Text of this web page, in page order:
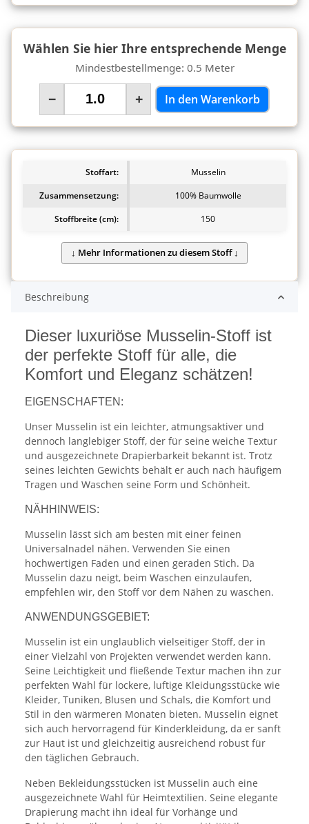
Wählen Sie hier Ihre entsprechende Menge
Mindestbestellmenge: 0.5 Meter
− + In den Warenkorb
Stoffart:
Musselin
Zusammensetzung:
100% Baumwolle
Stoffbreite (cm):
150
Beschreibung
Dieser luxuriöse Musselin-Stoff ist
der perfekte Stoff für alle, die
Komfort und Eleganz schätzen!
EIGENSCHAFTEN:
Unser Musselin ist ein leichter, atmungsaktiver und
dennoch langlebiger Stoff, der für seine weiche Textur
und ausgezeichnete Drapierbarkeit bekannt ist. Trotz
seines leichten Gewichts behält er auch nach häufigem
Tragen und Waschen seine Form und Schönheit.
NÄHHINWEIS:
Musselin lässt sich am besten mit einer feinen
Universalnadel nähen. Verwenden Sie einen
hochwertigen Faden und einen geraden Stich. Da
Musselin dazu neigt, beim Waschen einzulaufen,
empfehlen wir, den Stoff vor dem Nähen zu waschen.
ANWENDUNGSGEBIET:
Musselin ist ein unglaublich vielseitiger Stoff, der in
einer Vielzahl von Projekten verwendet werden kann.
Seine Leichtigkeit und fließende Textur machen ihn zur
perfekten Wahl für lockere, luftige Kleidungsstücke wie
Kleider, Tuniken, Blusen und Schals, die Komfort und
Stil in den wärmeren Monaten bieten. Musselin eignet
sich auch hervorragend für Kinderkleidung, da er sanft
zur Haut ist und gleichzeitig ausreichend robust für
den täglichen Gebrauch.
Neben Bekleidungsstücken ist Musselin auch eine
ausgezeichnete Wahl für Heimtextilien. Seine elegante
Drapierung macht ihn ideal für Vorhänge und